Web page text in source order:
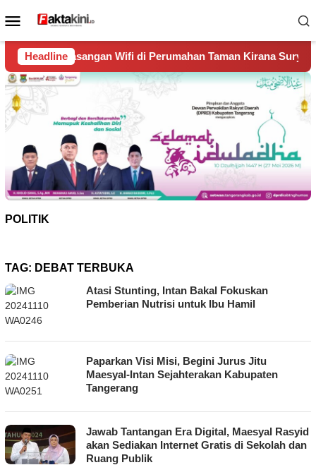
ke
Menu
Mobile
Headline
di Perumahan Taman Kirana Surya Solear
POLITIK
TAG: DEBAT TERBUKA
Atasi Stunting, Intan Bakal Fokuskan
Pemberian Nutrisi untuk Ibu Hamil
Paparkan Visi Misi, Begini Jurus Jitu
Maesyal-Intan Sejahterakan Kabupaten
Tangerang
Jawab Tantangan Era Digital, Maesyal Rasyid
akan Sediakan Internet Gratis di Sekolah dan
Ruang Publik